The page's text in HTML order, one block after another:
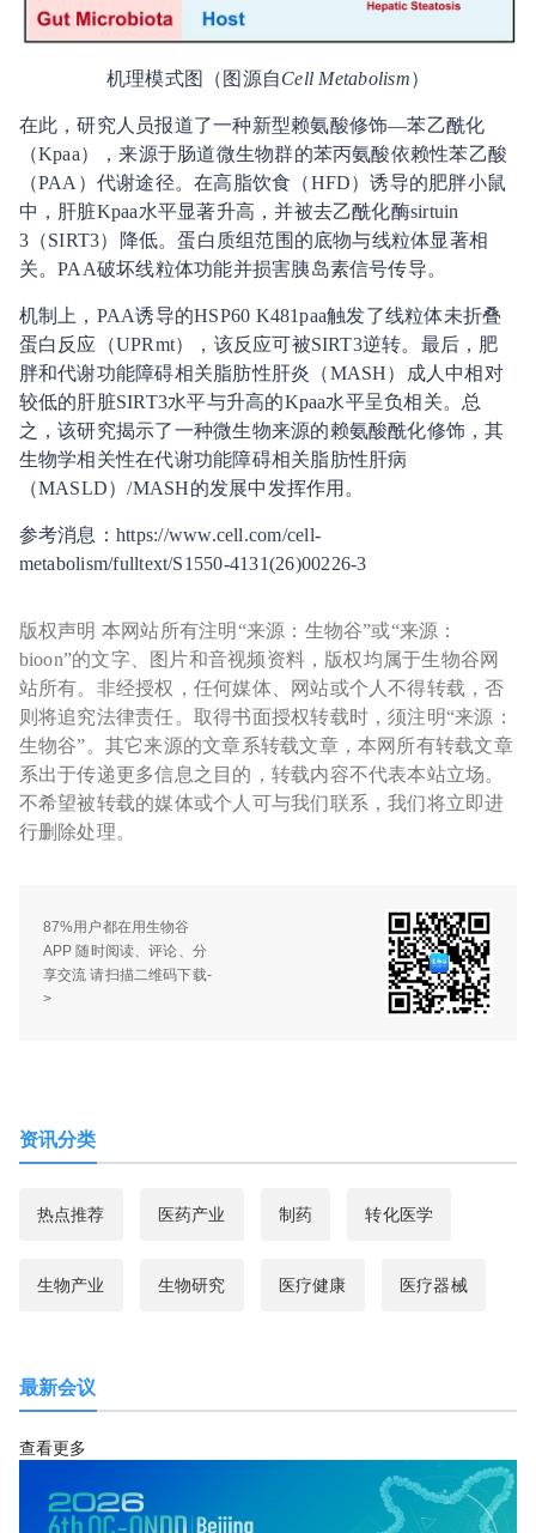
机理模式图（图源自Cell Metabolism）
在此，研究人员报道了一种新型赖氨酸修饰—苯乙酰化
（Kpaa），来源于肠道微生物群的苯丙氨酸依赖性苯乙酸
（PAA）代谢途径。在高脂饮食（HFD）诱导的肥胖小鼠
中，肝脏Kpaa水平显著升高，并被去乙酰化酶sirtuin
3（SIRT3）降低。蛋白质组范围的底物与线粒体显著相
关。PAA破坏线粒体功能并损害胰岛素信号传导。
机制上，PAA诱导的HSP60 K481paa触发了线粒体未折叠
蛋白反应（UPRmt），该反应可被SIRT3逆转。最后，肥
胖和代谢功能障碍相关脂肪性肝炎（MASH）成人中相对
较低的肝脏SIRT3水平与升高的Kpaa水平呈负相关。总
之，该研究揭示了一种微生物来源的赖氨酸酰化修饰，其
生物学相关性在代谢功能障碍相关脂肪性肝病
（MASLD）/MASH的发展中发挥作用。
参考消息：https://www.cell.com/cell-
metabolism/fulltext/S1550-4131(26)00226-3
版权声明 本网站所有注明“来源：生物谷”或“来源：
bioon”的文字、图片和音视频资料，版权均属于生物谷网
站所有。非经授权，任何媒体、网站或个人不得转载，否
则将追究法律责任。取得书面授权转载时，须注明“来源：
生物谷”。其它来源的文章系转载文章，本网所有转载文章
系出于传递更多信息之目的，转载内容不代表本站立场。
不希望被转载的媒体或个人可与我们联系，我们将立即进
行删除处理。
87%用户都在用生物谷
APP 随时阅读、评论、分
享交流 请扫描二维码下载-
>
资讯分类
热点推荐 医药产业 制药 转化医学
生物产业 生物研究 医疗健康 医疗器械
最新会议
查看更多